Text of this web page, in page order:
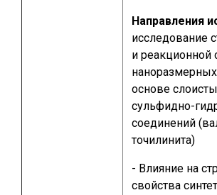
Направления
исследование
и реакционной
основе
сульфидно-
соединений
точилинита)
- Влияние на
свойства